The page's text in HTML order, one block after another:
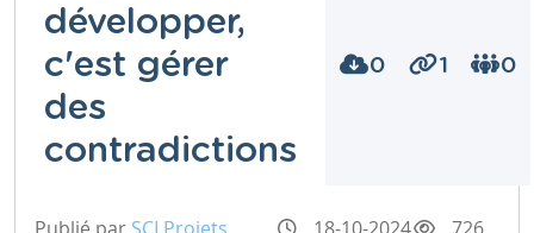
développer,
c'est gérer
des
contradictions
0 1 0